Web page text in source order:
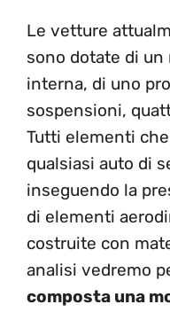
Le vetture
sono dotate di
interna, di uno
sospensioni,
Tutti elementi
qualsiasi auto di
inseguendo la
di elementi
costruite con
analisi vedremo
composta una